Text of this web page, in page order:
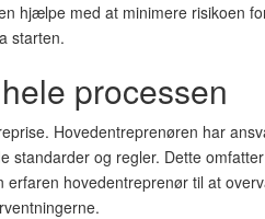
hjælpe med at minimere risikoen
starten.
processen
Hovedentreprenøren har
og regler. Dette
hovedentreprenør til at